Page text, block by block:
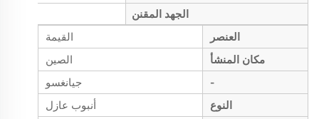
الجهد المقنن
العنصر
القيمة
مكان المنشأ
الصين
-
جيانغسو
النوع
أنبوب عازل